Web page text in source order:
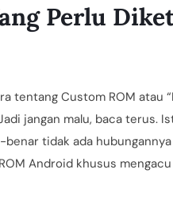
Perlu
tentang Custom ROM atau
jangan malu, baca terus.
tidak ada
Android khusus